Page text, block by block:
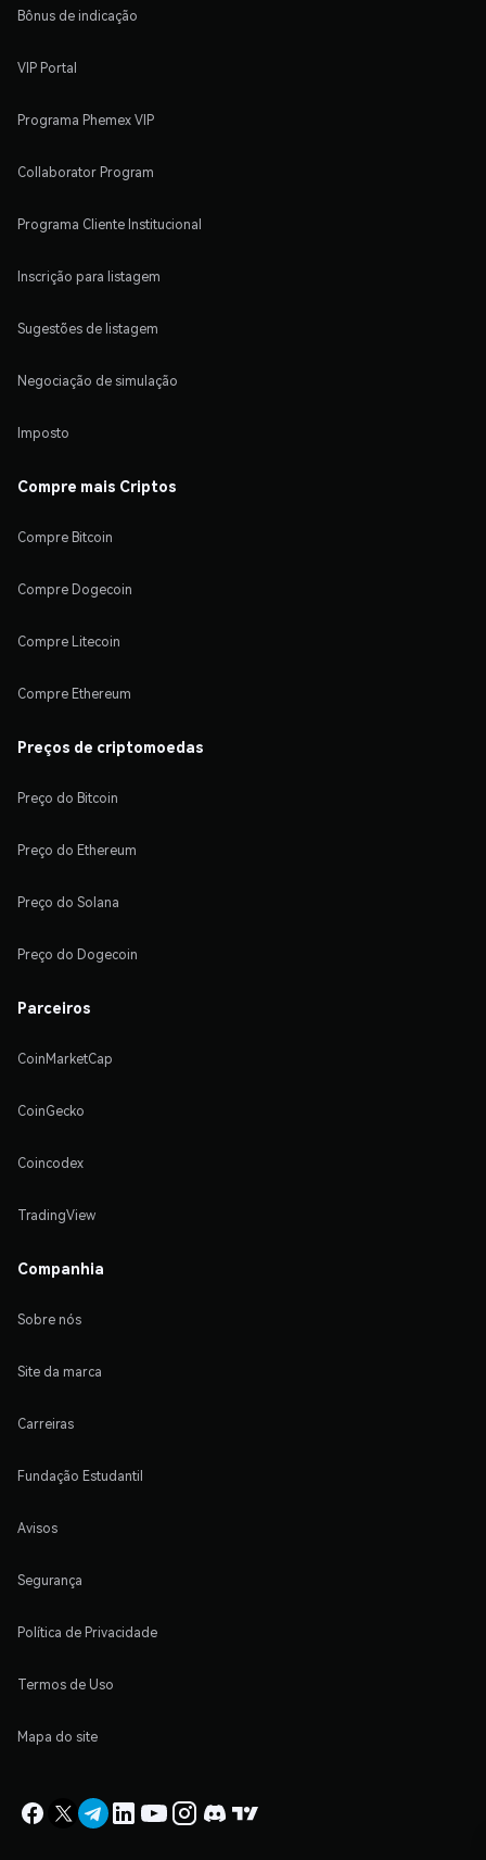
Bônus de indicação
VIP Portal
Programa Phemex VIP
Collaborator Program
Programa Cliente Institucional
Inscrição para listagem
Sugestões de listagem
Negociação de simulação
Imposto
Compre mais Criptos
Compre Bitcoin
Compre Dogecoin
Compre Litecoin
Compre Ethereum
Preços de criptomoedas
Preço do Bitcoin
Preço do Ethereum
Preço do Solana
Preço do Dogecoin
Parceiros
CoinMarketCap
CoinGecko
Coincodex
TradingView
Companhia
Sobre nós
Site da marca
Carreiras
Fundação Estudantil
Avisos
Segurança
Política de Privacidade
Termos de Uso
Mapa do site